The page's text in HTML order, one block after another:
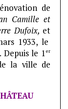
de
Camille et
Dufoix, et
1933, le
Depuis le 1er
la ville de